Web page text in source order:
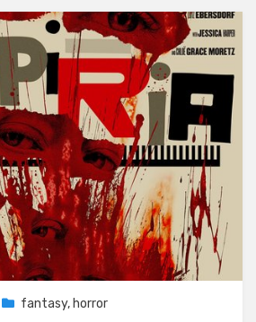
fantasy, horror